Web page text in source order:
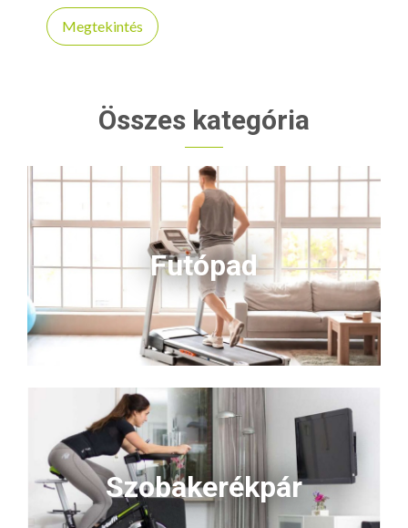
erősítéshez. Masszív
szerkezet, sima csigás mozgás
Megtekintés
Összes kategória
Futópad
Szobakerékpár